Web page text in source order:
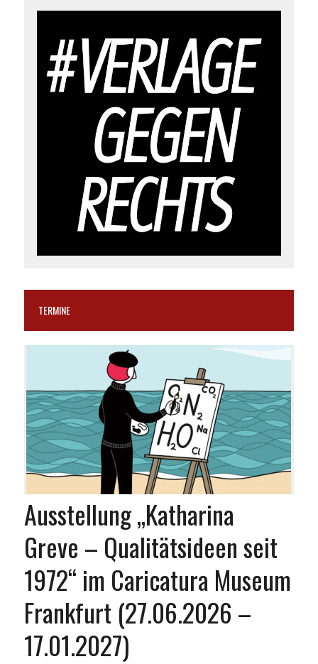
TERMINE
Ausstellung „Katharina
Greve – Qualitätsideen seit
1972“ im Caricatura Museum
Frankfurt (27.06.2026 –
17.01.2027)